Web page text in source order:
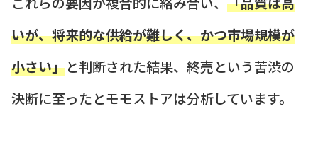
いが、将来的な供給が難しく、かつ市場規模が
小さい」と判断された結果、終売という苦渋の
決断に至ったとモモストアは分析しています。